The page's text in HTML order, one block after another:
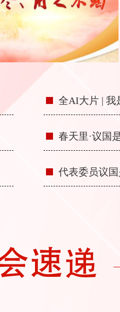
全AI大片 | 我
春天里·议国
代表委员议